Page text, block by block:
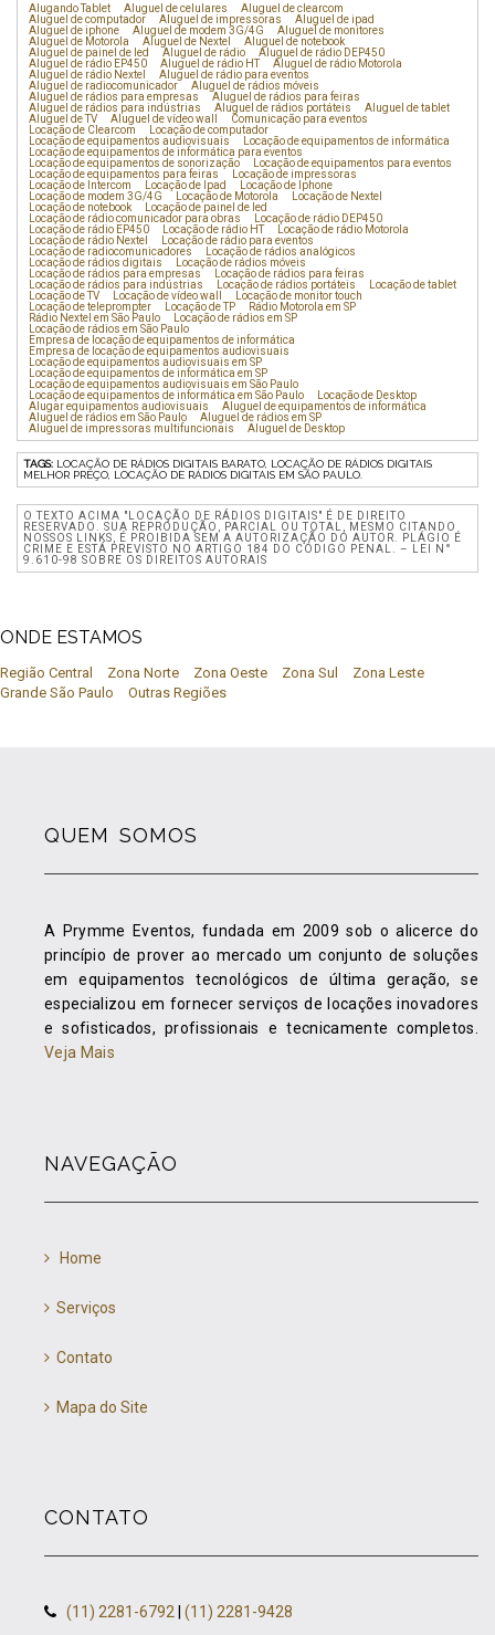
Alugando Tablet Aluguel de celulares
Aluguel de clearcom
Aluguel de computador
Aluguel de impressoras
Aluguel de ipad
Aluguel de iphone
Aluguel de modem 3G/4G
Aluguel de monitores
Aluguel de Motorola
Aluguel de Nextel
Aluguel de notebook
Aluguel de painel de led
Aluguel de rádio
Aluguel de rádio DEP450
Aluguel de rádio EP450
Aluguel de rádio HT
Aluguel de rádio Motorola
Aluguel de rádio Nextel
Aluguel de rádio para eventos
Aluguel de radiocomunicador
Aluguel de rádios móveis
Aluguel de rádios para empresas
Aluguel de rádios para feiras
Aluguel de rádios para indústrias
Aluguel de rádios portáteis
Aluguel de tablet
Aluguel de TV
Aluguel de vídeo wall
Comunicação para eventos
Locação de Clearcom
Locação de computador
Locação de equipamentos audiovisuais
Locação de equipamentos de informática
Locação de equipamentos de informática para eventos
Locação de equipamentos de sonorização
Locação de equipamentos para eventos
Locação de equipamentos para feiras
Locação de impressoras
Locação de Intercom
Locação de Ipad
Locação de Iphone
Locação de modem 3G/4G
Locação de Motorola
Locação de Nextel
Locação de notebook
Locação de painel de led
Locação de rádio comunicador para obras
Locação de rádio DEP450
Locação de rádio EP450
Locação de rádio HT
Locação de rádio Motorola
Locação de rádio Nextel
Locação de rádio para eventos
Locação de radiocomunicadores
Locação de rádios analógicos
Locação de rádios digitais
Locação de rádios móveis
Locação de rádios para empresas
Locação de rádios para feiras
Locação de rádios para indústrias
Locação de rádios portáteis
Locação de tablet
Locação de TV
Locação de vídeo wall
Locação de monitor touch
Locação de teleprompter
Locação de TP
Rádio Motorola em SP
Rádio Nextel em São Paulo
Locação de rádios em SP
Locação de rádios em São Paulo
Empresa de locação de equipamentos de informática
Empresa de locação de equipamentos audiovisuais
Locação de equipamentos audiovisuais em SP
Locação de equipamentos de informática em SP
Locação de equipamentos audiovisuais em São Paulo
Locação de equipamentos de informática em São Paulo
Locação de Desktop
Alugar equipamentos audiovisuais
Aluguel de equipamentos de informática
Aluguel de rádios em São Paulo
Aluguel de rádios em SP
Aluguel de impressoras multifuncionais
Aluguel de Desktop
TAGS: LOCAÇÃO DE RÁDIOS DIGITAIS BARATO, LOCAÇÃO DE RÁDIOS DIGITAIS
MELHOR PREÇO, LOCAÇÃO DE RÁDIOS DIGITAIS EM SÃO PAULO.
O TEXTO ACIMA "LOCAÇÃO DE RÁDIOS DIGITAIS" É DE DIREITO
RESERVADO. SUA REPRODUÇÃO, PARCIAL OU TOTAL, MESMO CITANDO
NOSSOS LINKS, É PROIBIDA SEM A AUTORIZAÇÃO DO AUTOR. PLÁGIO É
CRIME E ESTÁ PREVISTO NO ARTIGO 184 DO CÓDIGO PENAL. – LEI N°
9.610-98 SOBRE OS DIREITOS AUTORAIS
ONDE ESTAMOS
Região Central Zona Norte Zona Oeste Zona Sul
Zona Leste
Grande São Paulo
Outras Regiões
QUEM SOMOS
A Prymme Eventos, fundada em 2009 sob o alicerce do
princípio de prover ao mercado um conjunto de soluções
em equipamentos tecnológicos de última geração, se
especializou em fornecer serviços de locações inovadores
e sofisticados, profissionais e tecnicamente completos.
Veja Mais
NAVEGAÇÃO
Home
Serviços
Contato
Mapa do Site
CONTATO
(11) 2281-6792 (11) 2281-9428